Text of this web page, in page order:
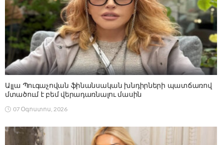
Ալլա Պուգաչովան ֆինանսական խնդիրների պատճառով
մտածում է բեմ վերադառնալու մասին
07 Օգոստոս, 2026